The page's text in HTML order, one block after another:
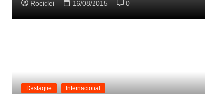
Rociclei 16/08/2015 0
Destaque Internacional